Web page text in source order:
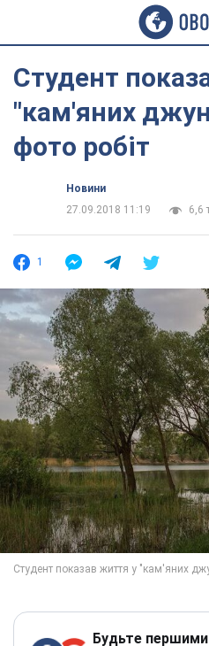
Студент
"кам'яних
фото робіт
Новини
27.09.2018 11:19
6,6
1
Будьте першими